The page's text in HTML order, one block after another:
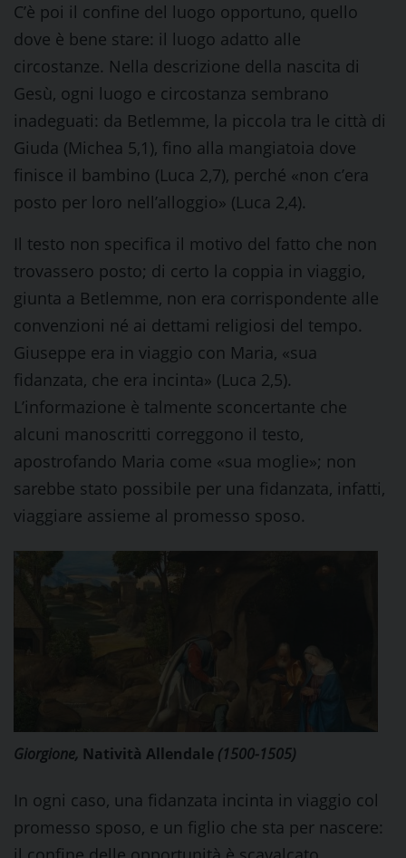
C’è poi il confine del luogo opportuno, quello
dove è bene stare: il luogo adatto alle
circostanze. Nella descrizione della nascita di
Gesù, ogni luogo e circostanza sembrano
inadeguati: da Betlemme, la piccola tra le città di
Giuda (Michea 5,1), fino alla mangiatoia dove
finisce il bambino (Luca 2,7), perché «non c’era
posto per loro nell’alloggio» (Luca 2,4).
Il testo non specifica il motivo del fatto che non
trovassero posto; di certo la coppia in viaggio,
giunta a Betlemme, non era corrispondente alle
convenzioni né ai dettami religiosi del tempo.
Giuseppe era in viaggio con Maria, «sua
fidanzata, che era incinta» (Luca 2,5).
L’informazione è talmente sconcertante che
alcuni manoscritti correggono il testo,
apostrofando Maria come «sua moglie»; non
sarebbe stato possibile per una fidanzata, infatti,
viaggiare assieme al promesso sposo.
Giorgione, Natività Allendale (1500-1505)
In ogni caso, una fidanzata incinta in viaggio col
promesso sposo, e un figlio che sta per nascere: